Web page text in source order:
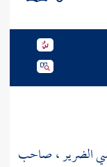
الضرير ، صاحب